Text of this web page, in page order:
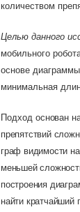
количеством
Целью данного
мобильного
основе
минимальная
Подход основан
препятствий
граф видимости
меньшей
построения
найти кратчайший